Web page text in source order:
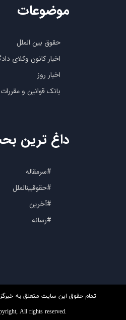
حقوق بین الملل
اخبار کانون وکلای
اخبار روز
بانک قوانین و مقررات
موضوعات
#سرمقاله
#حقوقبینالملل
#آخرین
#رسانه
داغ ترین
تمام حقوق این سایت متعلق به
All rights reserved.